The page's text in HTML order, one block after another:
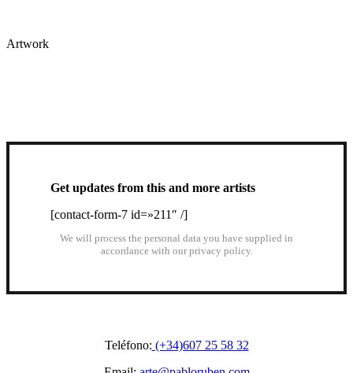
Artwork
Get updates from this and more artists
[contact-form-7 id=»211″ /]
We will process the personal data you have supplied in
accordance with our privacy policy.
Teléfono: (+34)607 25 58 32